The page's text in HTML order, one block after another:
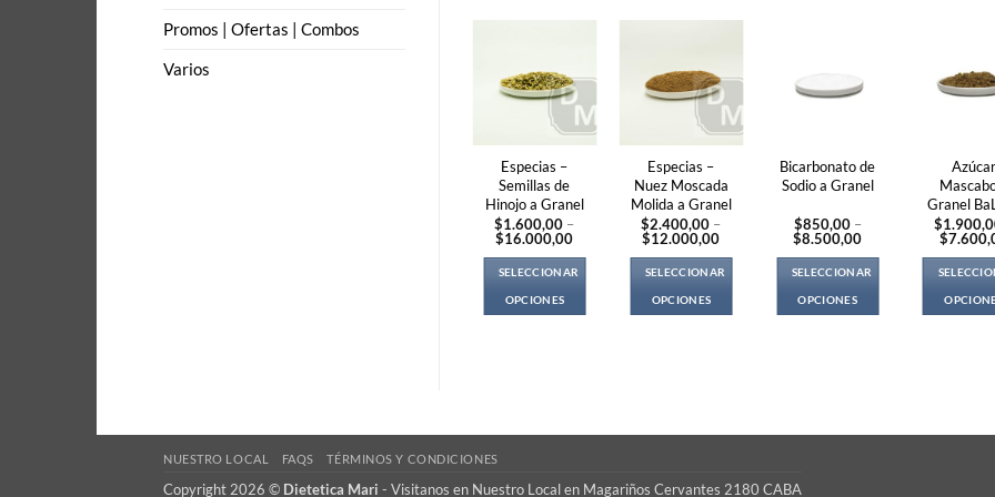
Promos | Ofertas | Combos
Varios
Especias –
Semillas de
Hinojo a Granel
$1.600,00 –
$16.000,00Price
$1.600,00
through
SELECCIONAR
OPCIONES
The
may
Especias –
Nuez Moscada
Molida a Granel
$2.400,00 –
$12.000,00Price
$2.400,00
through
SELECCIONAR
OPCIONES
The
may
Bicarbonato de
Sodio a Granel
$850,00 –
$8.500,00Price
$850,00
through
SELECCIONAR
OPCIONES
The
Azúcar
Granel
$
$
NUESTRO LOCAL FAQS TÉRMINOS Y CONDICIONES
Copyright 2026 © Dietetica Mari - Visitanos en Nuestro Local en Magariños Cervantes 2180 CABA